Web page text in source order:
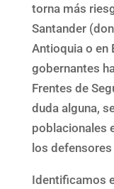
torna más
Santander
Antioquia o en
gobernantes
Frentes de
duda alguna,
poblacionales
los
Identificamos